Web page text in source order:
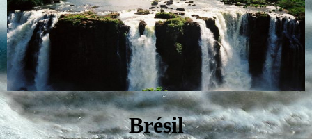
Brésil